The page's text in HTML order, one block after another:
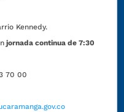
Kennedy.
jornada continua de 7:30
70 00